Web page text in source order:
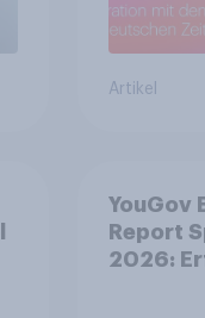
Artikel
YouGov
Report
2026: